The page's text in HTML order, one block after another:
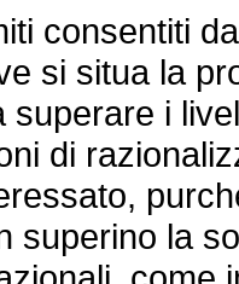
consentiti
si situa la
superare i
di
superino la